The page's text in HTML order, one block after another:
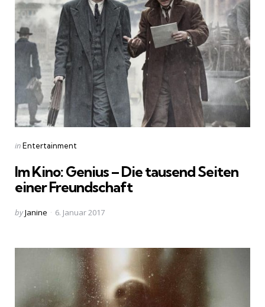
Categories
Posted
inEntertainment
Im Kino: Genius – Die tausend Seiten
einer Freundschaft
Posted
byJanine 6. Januar 2017